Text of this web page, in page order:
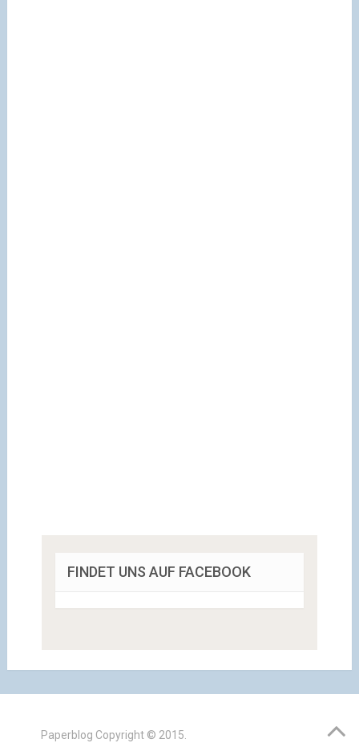
FINDET UNS AUF FACEBOOK
Paperblog Copyright © 2015.